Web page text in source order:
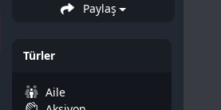
Paylaş
Türler
Aile